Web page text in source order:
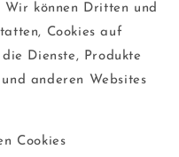
können Dritten und
Cookies auf
Dienste, Produkte
anderen Websites
Cookies